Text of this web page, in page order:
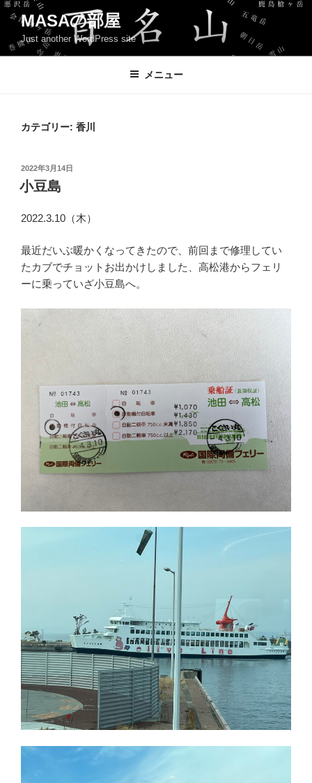
コ
ン
MASAの部屋
Just another WordPress site
メニュー
カテゴリー: 香川
投
稿
日:
2022年3月14日
小豆島
2022.3.10（木）
最近だいぶ暖かくなってきたので、前回まで修理してい
たカブでチョットお出かけしました、高松港からフェリ
ーに乗っていざ小豆島へ。